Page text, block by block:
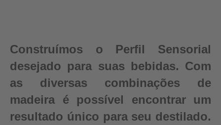
Construímos o Perfil Sensorial
desejado para suas bebidas. Com
as diversas combinações de
madeira é possível encontrar um
resultado único para seu destilado.